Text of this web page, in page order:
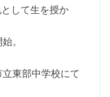
して生を授か
。
東部中学校にて